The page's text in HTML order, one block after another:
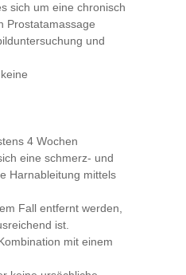
sich um eine chronisch
Prostatamassage
und
4 Wochen
eine schmerz- und
Harnableitung mittels
Fall entfernt werden,
ist.
mit einem